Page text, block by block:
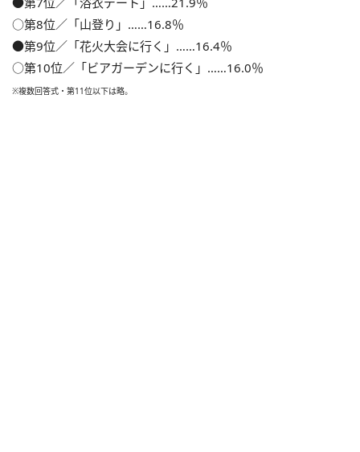
○第8位／「山登り」……16.8％
●第9位／「花火大会に行く」……16.4％
○第10位／「ビアガーデンに行く」……16.0％
※複数回答式・第11位以下は略。